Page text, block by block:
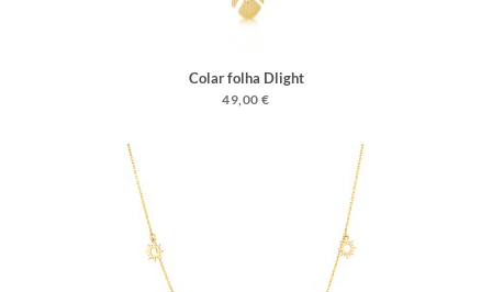
Colar folha Dlight
49,00 €